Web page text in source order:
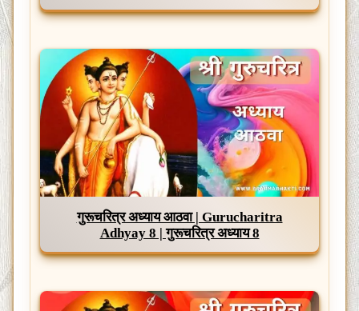
गुरूचरित्र अध्याय आठवा | Gurucharitra
Adhyay 8 | गुरूचरित्र अध्याय 8